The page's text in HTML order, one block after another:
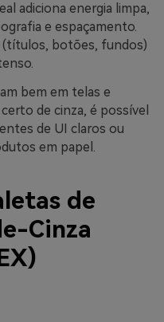
adiciona energia limpa,
e espaçamento.
(títulos, botões, fundos)
bem em telas e
de cinza, é possível
de UI claros ou
em papel.
de
Cinza